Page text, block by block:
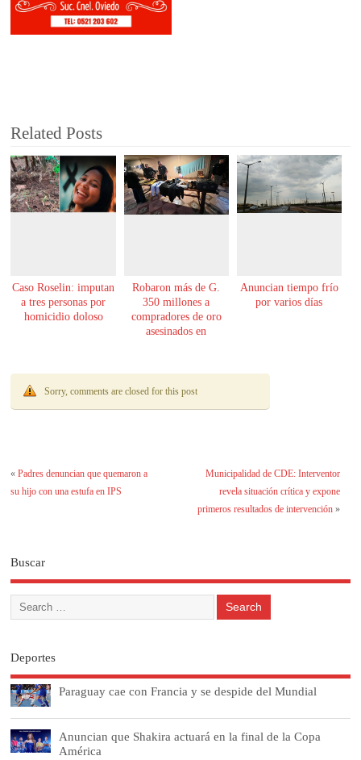
Related Posts
Caso Roselin: imputan
a tres personas por
homicidio doloso
Robaron más de G.
350 millones a
compradores de oro
asesinados en
Anuncian tiempo frío
por varios días
Sorry, comments are closed for this post
«Padres denuncian que quemaron a
su hijo con una estufa en IPS
Municipalidad de CDE: Interventor
revela situación crítica y expone
primeros resultados de intervención»
Buscar
Deportes
Paraguay cae con Francia y se despide del Mundial
Anuncian que Shakira actuará en la final de la Copa
América